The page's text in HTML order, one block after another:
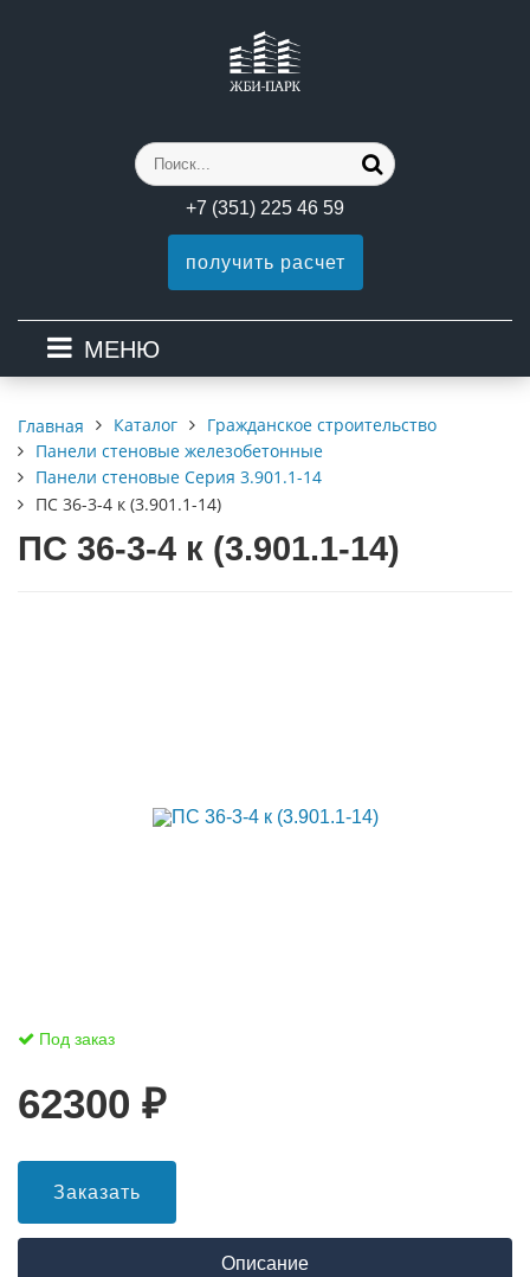
+7 (351) 225 46 59
получить расчет
МЕНЮ
Главная Каталог
Гражданское строительство
Панели стеновые железобетонные
Панели стеновые Серия 3.901.1-14
ПС 36-3-4 к (3.901.1-14)
ПС 36-3-4 к (3.901.1-14)
Под заказ
62300 ₽
Заказать
Описание